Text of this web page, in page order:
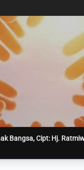
Bangsa, Cipt: Hj.